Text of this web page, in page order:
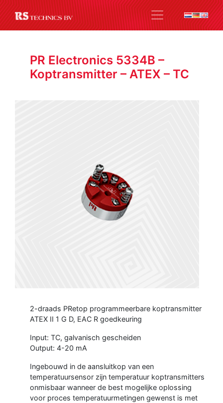
PR Electronics 5334B –
Koptransmitter – ATEX – TC
2-draads PRetop programmeerbare koptransmitter
ATEX II 1 G D, EAC R goedkeuring
Input: TC, galvanisch gescheiden
Output: 4-20 mA
Ingebouwd in de aansluitkop van een
temperatuursensor zijn temperatuur koptransmitters
onmisbaar wanneer de best mogelijke oplossing
voor proces temperatuurmetingen gewenst is met